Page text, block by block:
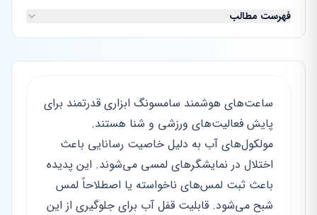
فهرست مطالب
ساعت‌های هوشمند سامسونگ ابزاری قدرتمند برای
پایش فعالیت‌های ورزشی و شنا هستند.
مولکول‌های آب به دلیل خاصیت رسانایی باعث
اختلال در نمایشگرهای لمسی می‌شوند. این پدیده
باعث ثبت لمس‌های ناخواسته یا اصطلاحاً لمس
شبح می‌شود. قابلیت قفل آب برای جلوگیری از این